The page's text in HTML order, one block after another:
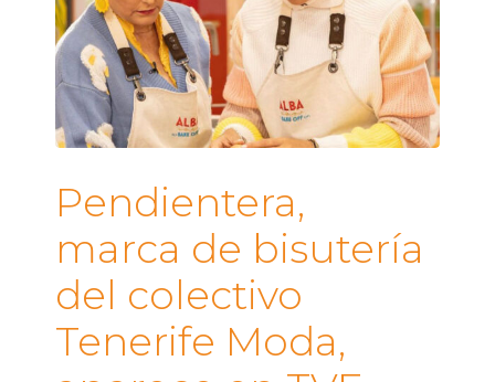
Pendientera,
marca de bisutería
del colectivo
Tenerife Moda,